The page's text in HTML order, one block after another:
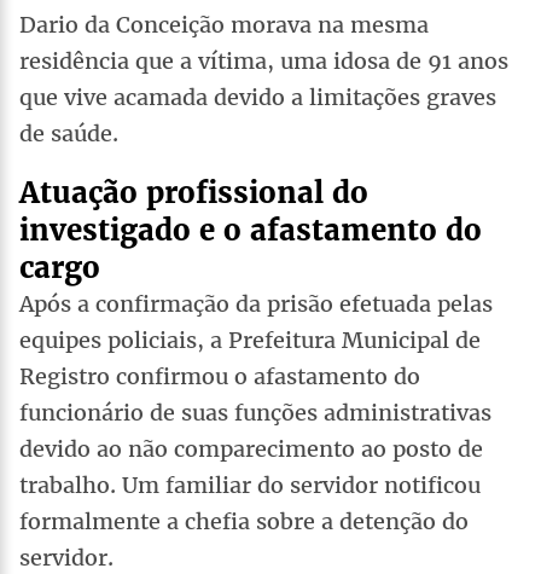
Dario da Conceição morava na mesma
residência que a vítima, uma idosa de 91 anos
que vive acamada devido a limitações graves
de saúde.
Atuação profissional do
investigado e o afastamento do
cargo
Após a confirmação da prisão efetuada pelas
equipes policiais, a Prefeitura Municipal de
Registro confirmou o afastamento do
funcionário de suas funções administrativas
devido ao não comparecimento ao posto de
trabalho. Um familiar do servidor notificou
formalmente a chefia sobre a detenção do
servidor.